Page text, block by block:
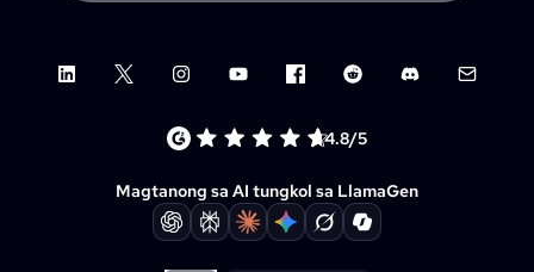
LinkedInX (Twitter)InstagramYouTubeFacebook group
Reddit DiscordEmail
4.8/5
Magtanong sa AI tungkol sa LlamaGen